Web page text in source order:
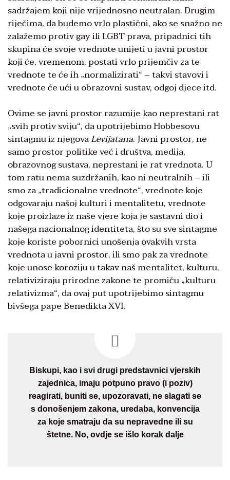
sadržajem koji nije vrijednosno neutralan. Drugim
riječima, da budemo vrlo plastični, ako se snažno ne
zalažemo protiv gay ili LGBT prava, pripadnici tih
skupina će svoje vrednote unijeti u javni prostor
koji će, vremenom, postati vrlo prijemčiv za te
vrednote te će ih „normalizirati“ – takvi stavovi i
vrednote će ući u obrazovni sustav, odgoj djece itd.
Ovime se javni prostor razumije kao neprestani rat
„svih protiv sviju“, da upotrijebimo Hobbesovu
sintagmu iz njegovaLevijatana. Javni prostor, ne
samo prostor politike već i društva, medija,
obrazovnog sustava, neprestani je rat vrednota. U
tom ratu nema suzdržanih, kao ni neutralnih – ili
smo za „tradicionalne vrednote“, vrednote koje
odgovaraju našoj kulturi i mentalitetu, vrednote
koje proizlaze iz naše vjere koja je sastavni dio i
našega nacionalnog identiteta, što su sve sintagme
koje koriste pobornici unošenja ovakvih vrsta
vrednota u javni prostor, ili smo pak za vrednote
koje unose koroziju u takav naš mentalitet, kulturu,
relativiziraju prirodne zakone te promiču „kulturu
relativizma“, da ovaj put upotrijebimo sintagmu
bivšega pape Benedikta XVI.
Biskupi, kao i svi drugi predstavnici vjerskih
zajednica, imaju potpuno pravo (i poziv)
reagirati, buniti se, upozoravati, ne slagati se
s donošenjem zakona, uredaba, konvencija
za koje smatraju da su nepravedne ili su
štetne. No, ovdje se išlo korak dalje